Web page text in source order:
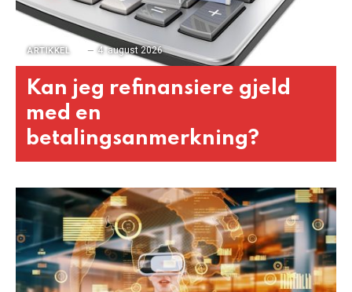
ARTIKKEL 4. august 2026
Kan jeg refinansiere gjeld
med en
betalingsanmerkning?